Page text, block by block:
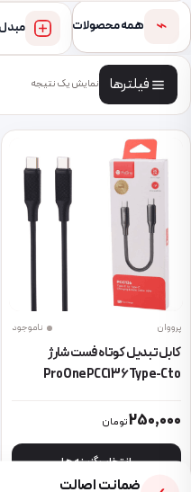
⌁ همه محصولات مبدل
فیلترها نمایش یک نتیجه
پرووان ناموجود
کابل تبدیل کوتاه فست شارژ
ProOne PCC136 Type-C to
250,000تومان
انتخاب گزینه ها
این محصول دارای انواع
ضمانت اصالت